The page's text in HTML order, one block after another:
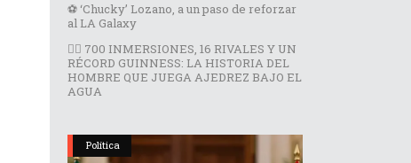
⚽️ ‘Chucky’ Lozano, a un paso de reforzar
al LA Galaxy
🏊‍♂️ 700 INMERSIONES, 16 RIVALES Y UN
RÉCORD GUINNESS: LA HISTORIA DEL
HOMBRE QUE JUEGA AJEDREZ BAJO EL
AGUA
Política